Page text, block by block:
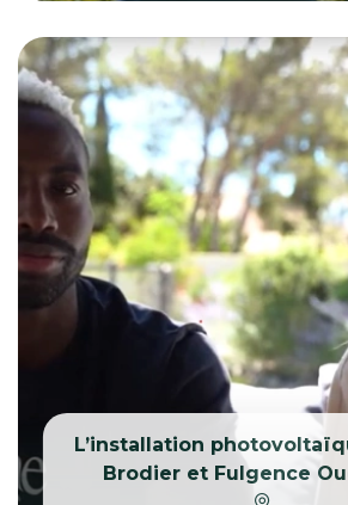
L’installation
Brodier et Fulgence